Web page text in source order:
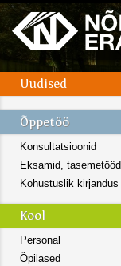
Konsultatsioonid
Eksamid, tasemetööd
Kohustuslik kirjandus
Personal
Õpilased